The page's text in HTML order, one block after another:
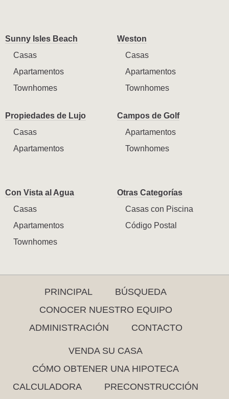
Sunny Isles Beach
Casas
Apartamentos
Townhomes
Weston
Casas
Apartamentos
Townhomes
Propiedades de Lujo
Casas
Apartamentos
Campos de Golf
Apartamentos
Townhomes
Con Vista al Agua
Casas
Apartamentos
Townhomes
Otras Categorías
Casas con Piscina
Código Postal
PRINCIPAL
BÚSQUEDA
CONOCER NUESTRO EQUIPO
ADMINISTRACIÓN
CONTACTO
VENDA SU CASA
CÓMO OBTENER UNA HIPOTECA
CALCULADORA
PRECONSTRUCCIÓN